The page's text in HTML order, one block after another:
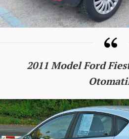
2011 Model Ford